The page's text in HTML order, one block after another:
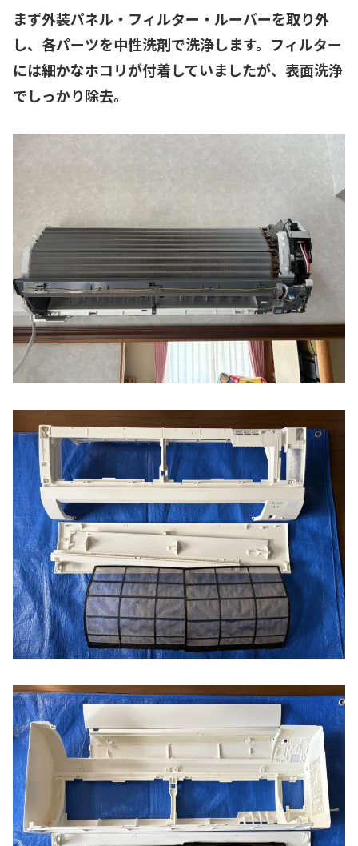
まず外装パネル・フィルター・ルーバーを取り外
し、各パーツを中性洗剤で洗浄します。フィルター
には細かなホコリが付着していましたが、表面洗浄
でしっかり除去。